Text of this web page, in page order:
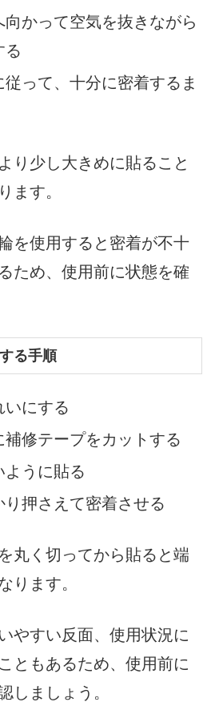
かって空気を抜きながら
る
って、十分に密着するま
り少し大きめに貼ること
ます。
を使用すると密着が不十
ため、使用前に状態を確
る手順
いにする
修テープをカットする
ように貼る
押さえて密着させる
丸く切ってから貼ると端
ります。
やすい反面、使用状況に
ともあるため、使用前に
しましょう。